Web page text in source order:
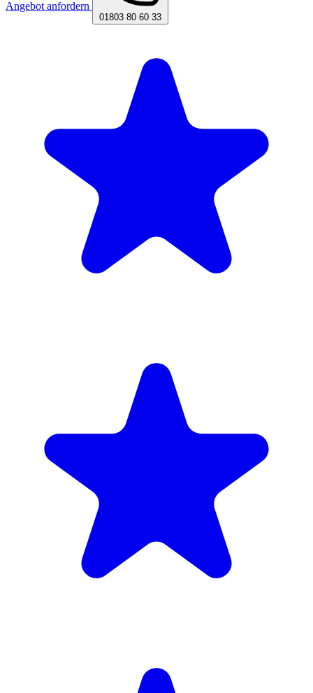
Angebot anfordern
01803 80 60 33